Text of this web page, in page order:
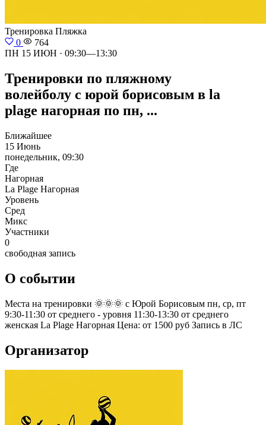
Тренировка Пляжка
0
764
ПН 15 ИЮН · 09:30—13:30
Тренировки по пляжному
волейболу с юрой борисовым в la
plage нагорная по пн, ...
Ближайшее
15 Июнь
понедельник, 09:30
Где
Нагорная
La Plage Нагорная
Уровень
Сред
Микс
Участники
0
свободная запись
О событии
Места на тренировки 🌞🌞🌞 с Юрой Борисовым пн, ср, пт
9:30-11:30 от среднего - уровня 11:30-13:30 от среднего
женская La Plage Нагорная Цена: от 1500 руб Запись в ЛС
Организатор